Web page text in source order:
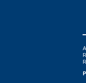
sofrer *A